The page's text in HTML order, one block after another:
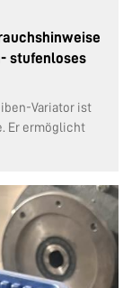
stufenloses
Variator ist
Er ermöglicht
und
… beibehalten